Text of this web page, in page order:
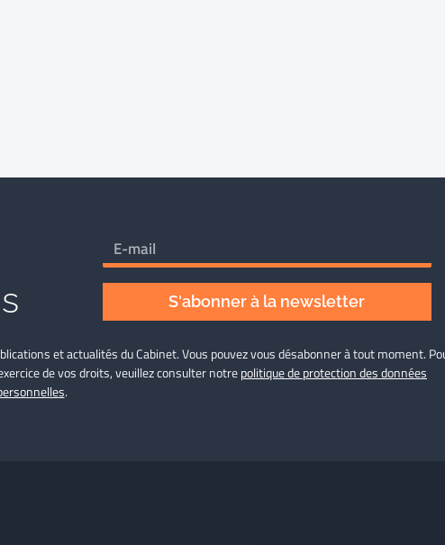
S'abonner à la newsletter
et actualités du Cabinet. Vous pouvez vous désabonner à tout moment.
de vos droits, veuillez consulter notrepolitique de protection des données
.